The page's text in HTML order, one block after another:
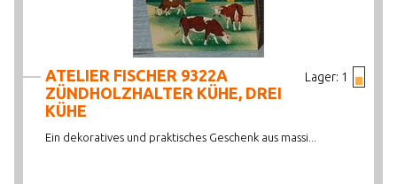
Lager: 1
ATELIER FISCHER 9322A
ZÜNDHOLZHALTER KÜHE, DREI
KÜHE
Ein dekoratives und praktisches Geschenk aus massi...